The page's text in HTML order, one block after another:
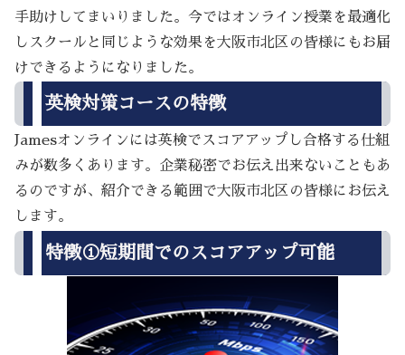
手助けしてまいりました。今ではオンライン授業を最適化
しスクールと同じような効果を大阪市北区の皆様にもお届
けできるようになりました。
英検対策コースの特徴
Jamesオンラインには英検でスコアアップし合格する仕組
みが数多くあります。企業秘密でお伝え出来ないこともあ
るのですが、紹介できる範囲で大阪市北区の皆様にお伝え
します。
特徴①短期間でのスコアアップ可能